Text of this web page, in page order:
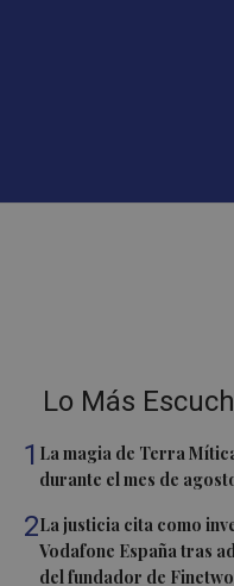
Lo Más
1 La magia de Terra
durante el mes de
2La justicia cita como
Vodafone España tras
del fundador de